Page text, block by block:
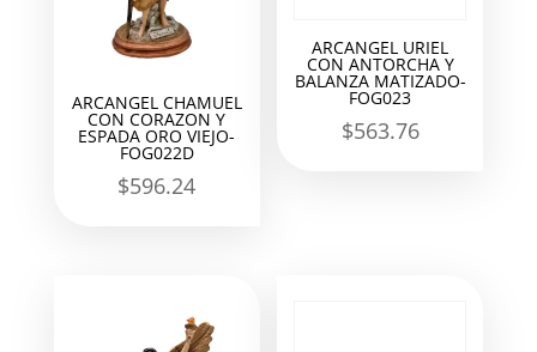
ARCANGEL CHAMUEL
CON CORAZON Y
ESPADA ORO VIEJO-
FOG022D
$596.24
ARCANGEL URIEL
CON ANTORCHA Y
BALANZA MATIZADO-
FOG023
$563.76